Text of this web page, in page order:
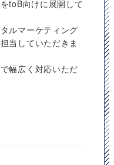
toB向けに展開して
ルマーケティング
当していただきま
幅広く対応いただ